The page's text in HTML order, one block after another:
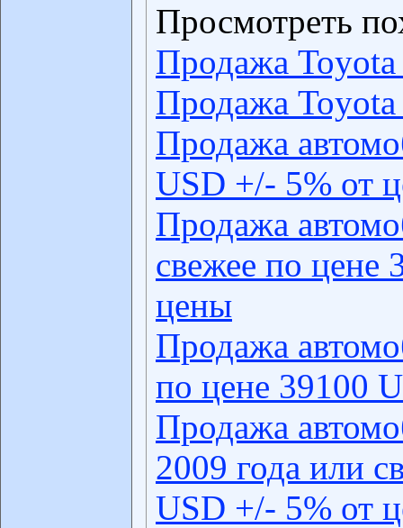
Просмотреть
Продажа Toyota
Продажа Toyota
Продажа
USD +/- 5% от
Продажа
свежее по цене
цены
Продажа
по цене 39100
Продажа
2009 года или
USD +/- 5% от